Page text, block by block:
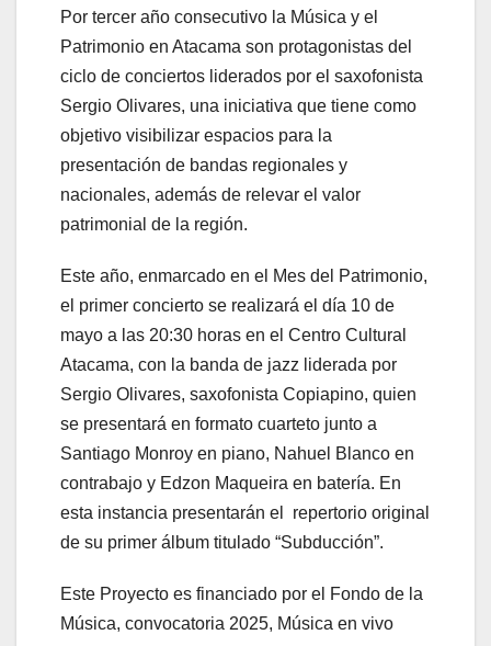
Por tercer año consecutivo la Música y el
Patrimonio en Atacama son protagonistas del
ciclo de conciertos liderados por el saxofonista
Sergio Olivares, una iniciativa que tiene como
objetivo visibilizar espacios para la
presentación de bandas regionales y
nacionales, además de relevar el valor
patrimonial de la región.
Este año, enmarcado en el Mes del Patrimonio,
el primer concierto se realizará el día 10 de
mayo a las 20:30 horas en el Centro Cultural
Atacama, con la banda de jazz liderada por
Sergio Olivares, saxofonista Copiapino, quien
se presentará en formato cuarteto junto a
Santiago Monroy en piano, Nahuel Blanco en
contrabajo y Edzon Maqueira en batería. En
esta instancia presentarán el repertorio original
de su primer álbum titulado “Subducción”.
Este Proyecto es financiado por el Fondo de la
Música, convocatoria 2025, Música en vivo